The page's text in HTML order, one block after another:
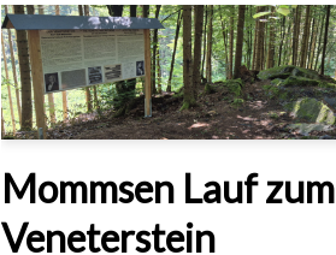
Mommsen Lauf zum
Veneterstein